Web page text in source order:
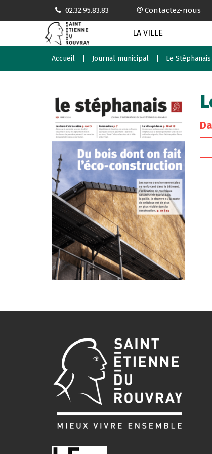
02.32.95.83.83 Contactez-nous
LA VILLE
Accueil Journal municipal Le